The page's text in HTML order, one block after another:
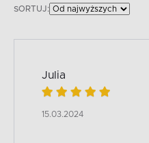
SORTUJ:
Julia
15.03.2024